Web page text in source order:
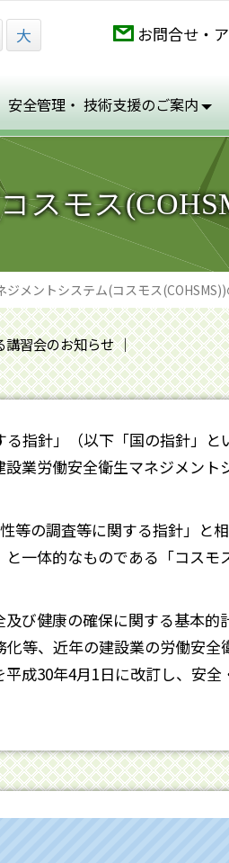
大 お問合せ・
安全管理・ 技術支援のご案内
スモス
メントシステム(コスモス
講習会のお知らせ
指針」（以下「国の指針」と
業労働安全衛生マネジメント
等の調査等に関する指針」と
一体的なものである「コスモ
び健康の確保に関する基本的
等、近年の建設業の労働安全
成30年4月1日に改訂し、安